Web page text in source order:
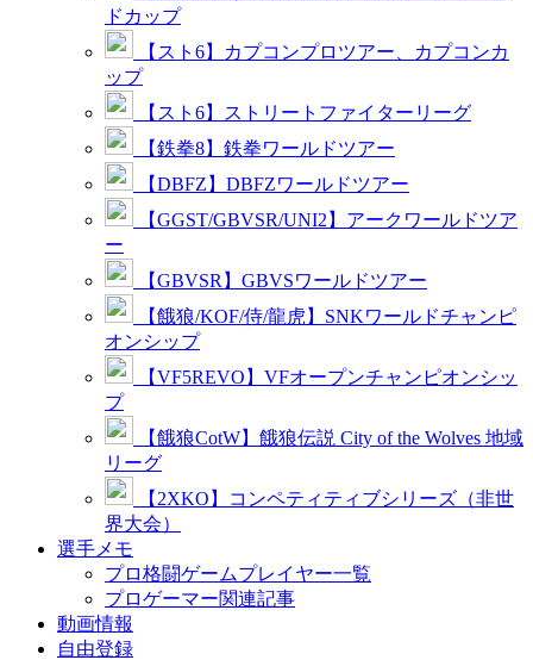
ドカップ
【スト6】カプコンプロツアー、カプコンカ
ップ
【スト6】ストリートファイターリーグ
【鉄拳8】鉄拳ワールドツアー
【DBFZ】DBFZワールドツアー
【GGST/GBVSR/UNI2】アークワールドツア
ー
【GBVSR】GBVSワールドツアー
【餓狼/KOF/侍/龍虎】SNKワールドチャンピ
オンシップ
【VF5REVO】VFオープンチャンピオンシッ
プ
【餓狼CotW】餓狼伝説 City of the Wolves 地域
リーグ
【2XKO】コンペティティブシリーズ（非世
界大会）
選手メモ
プロ格闘ゲームプレイヤー一覧
プロゲーマー関連記事
動画情報
自由登録